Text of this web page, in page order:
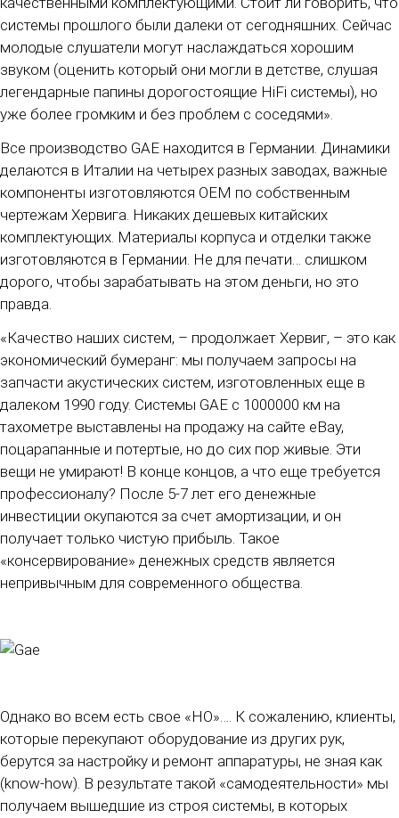
системы прошлого были далеки от сегодняшних. Сейчас
молодые слушатели могут наслаждаться хорошим
звуком (оценить который они могли в детстве, слушая
легендарные папины дорогостоящие HiFi системы), но
уже более громким и без проблем с соседями».
Все производство GAE находится в Германии. Динамики
делаются в Италии на четырех разных заводах, важные
компоненты изготовляются OEM по собственным
чертежам Хервига. Никаких дешевых китайских
комплектующих. Материалы корпуса и отделки также
изготовляются в Германии. Не для печати… слишком
дорого, чтобы зарабатывать на этом деньги, но это
правда.
«Качество наших систем, – продолжает Хервиг, – это как
экономический бумеранг: мы получаем запросы на
запчасти акустических систем, изготовленных еще в
далеком 1990 году. Системы GAE с 1000000 км на
тахометре выставлены на продажу на сайте eBay,
поцарапанные и потертые, но до сих пор живые. Эти
вещи не умирают! В конце концов, а что еще требуется
профессионалу? После 5-7 лет его денежные
инвестиции окупаются за счет амортизации, и он
получает только чистую прибыль. Такое
«консервирование» денежных средств является
непривычным для современного общества.
Однако во всем есть свое «НО»…. К сожалению, клиенты,
которые перекупают оборудование из других рук,
берутся за настройку и ремонт аппаратуры, не зная как
(know-how). В результате такой «самодеятельности» мы
получаем вышедшие из строя системы, в которых